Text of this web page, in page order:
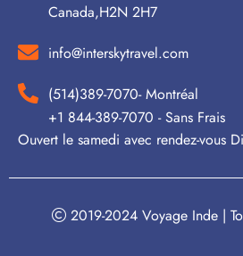
Canada,H2N 2H7
info@interskytravel.com
(514)389-7070- Montréal
+1 844-389-7070 - Sans Frais
Ouvert le samedi avec rendez-vous
2019-2024 Voyage Inde |